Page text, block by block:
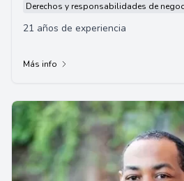
Derechos y responsabilidades de
21 años de experiencia
Más info